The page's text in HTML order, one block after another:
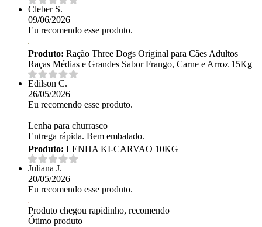
Cleber S.
09/06/2026
Eu recomendo esse produto.
Produto: Ração Three Dogs Original para Cães Adultos
Raças Médias e Grandes Sabor Frango, Carne e Arroz 15Kg
Edilson C.
26/05/2026
Eu recomendo esse produto.
Lenha para churrasco
Entrega rápida. Bem embalado.
Produto: LENHA KI-CARVAO 10KG
Juliana J.
20/05/2026
Eu recomendo esse produto.
Produto chegou rapidinho, recomendo
Ótimo produto